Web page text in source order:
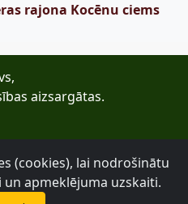
rajona Kocēnu ciems
aizsargātas.
(cookies), lai nodrošinātu
apmeklējuma uzskaiti.